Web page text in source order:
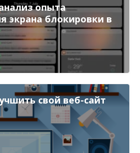
опыта
экрана блокировки в
свой веб-сайт